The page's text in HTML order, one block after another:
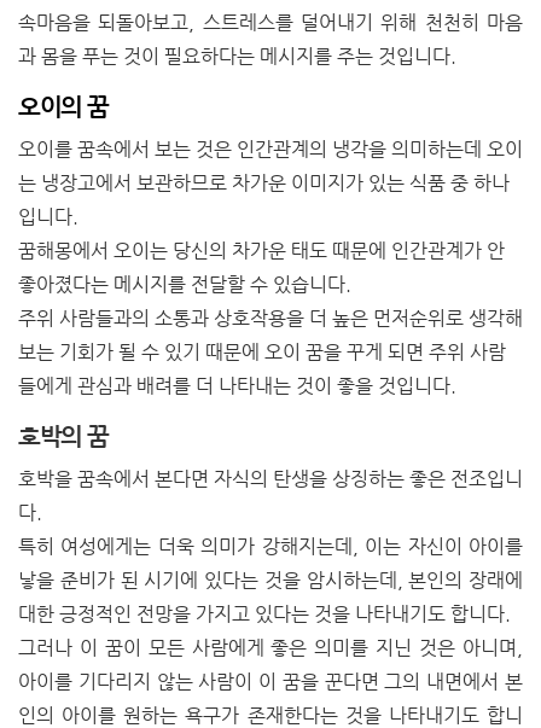
속마음을 되돌아보고, 스트레스를 덜어내기 위해 천천히 마음
과 몸을 푸는 것이 필요하다는 메시지를 주는 것입니다.
오이의 꿈
오이를 꿈속에서 보는 것은 인간관계의 냉각을 의미하는데 오이
는 냉장고에서 보관하므로 차가운 이미지가 있는 식품 중 하나
입니다.
꿈해몽에서 오이는 당신의 차가운 태도 때문에 인간관계가 안
좋아졌다는 메시지를 전달할 수 있습니다.
주위 사람들과의 소통과 상호작용을 더 높은 먼저순위로 생각해
보는 기회가 될 수 있기 때문에 오이 꿈을 꾸게 되면 주위 사람
들에게 관심과 배려를 더 나타내는 것이 좋을 것입니다.
호박의 꿈
호박을 꿈속에서 본다면 자식의 탄생을 상징하는 좋은 전조입니
다.
특히 여성에게는 더욱 의미가 강해지는데, 이는 자신이 아이를
낳을 준비가 된 시기에 있다는 것을 암시하는데, 본인의 장래에
대한 긍정적인 전망을 가지고 있다는 것을 나타내기도 합니다.
그러나 이 꿈이 모든 사람에게 좋은 의미를 지닌 것은 아니며,
아이를 기다리지 않는 사람이 이 꿈을 꾼다면 그의 내면에서 본
인의 아이를 원하는 욕구가 존재한다는 것을 나타내기도 합니